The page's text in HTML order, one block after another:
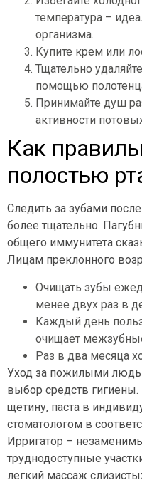
температура –
организма.
Купите крем или
Тщательно
помощью
Принимайте душ
активности
Как
полостью
Следить за зубами
более тщательно.
общего иммунитета
Лицам преклонного
Очищать зубы
менее двух раз в
Каждый день
очищает
Раз в два месяца
Уход за пожилыми
выбор средств
щетину, паста в
стоматологом в
Ирригатор –
труднодоступные
легкий массаж